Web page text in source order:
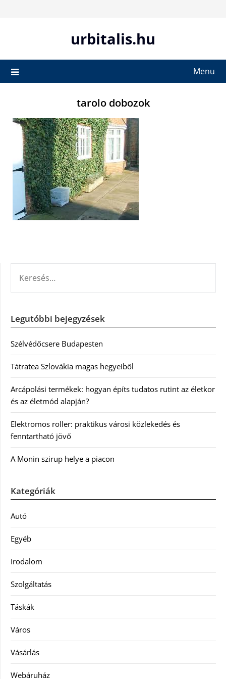
urbitalis.hu
Menu
tarolo dobozok
Legutóbbi bejegyzések
Szélvédőcsere Budapesten
Tátratea Szlovákia magas hegyeiből
Arcápolási termékek: hogyan építs tudatos rutint az életkor
és az életmód alapján?
Elektromos roller: praktikus városi közlekedés és
fenntartható jövő
A Monin szirup helye a piacon
Kategóriák
Autó
Egyéb
Irodalom
Szolgáltatás
Táskák
Város
Vásárlás
Webáruház